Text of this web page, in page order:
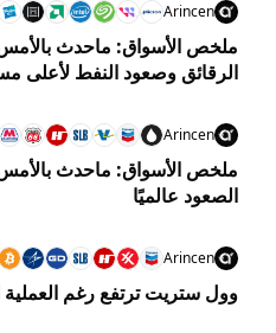
Arincen
الرقائق وصعود النفط لأعلى مستوى
Arincen
الصعود عالميًا
Arincen
وول ستريت ترتفع رغم